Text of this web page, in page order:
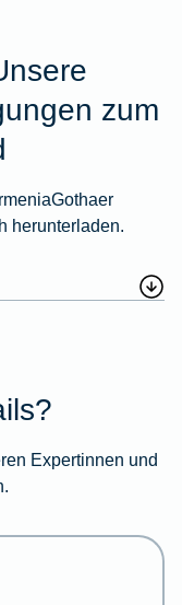
zum
herunterladen.
Expertinnen und